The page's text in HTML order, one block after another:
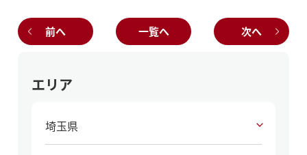
前へ 一覧へ 次へ
エリア
埼玉県